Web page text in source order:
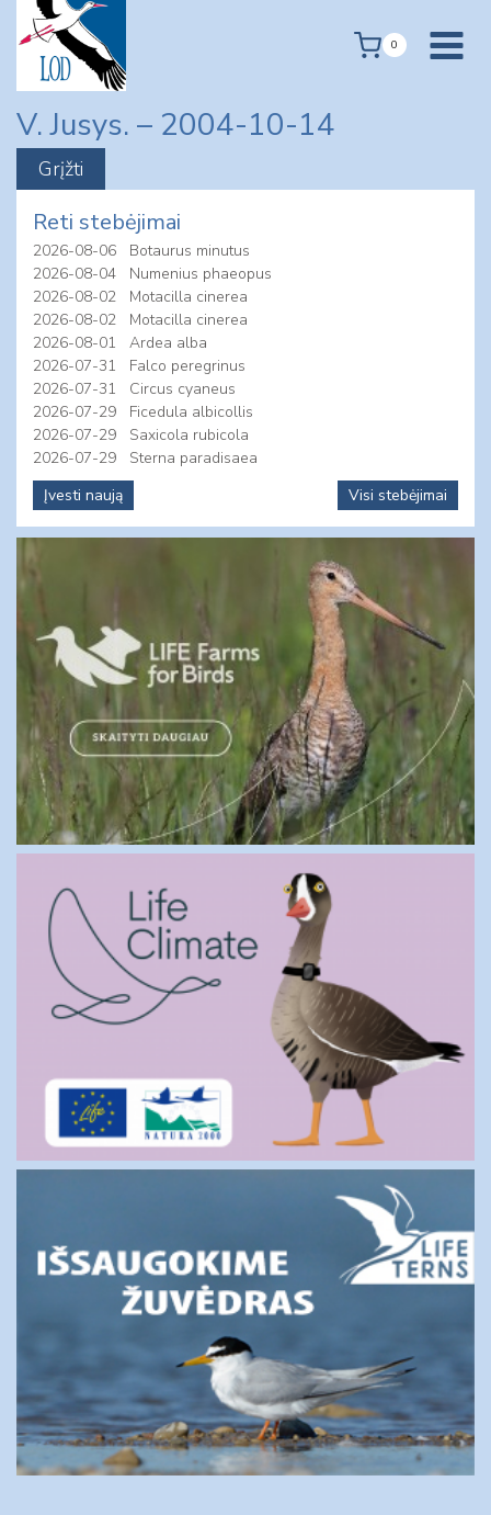
content
0
V. Jusys. – 2004-10-14
Reti stebėjimai
2026-08-06
Botaurus minutus
2026-08-04
Numenius phaeopus
2026-08-02
Motacilla cinerea
2026-08-02
Motacilla cinerea
2026-08-01
Ardea alba
2026-07-31
Falco peregrinus
2026-07-31
Circus cyaneus
2026-07-29
Ficedula albicollis
2026-07-29
Saxicola rubicola
2026-07-29
Sterna paradisaea
Įvesti naują
Visi stebėjimai